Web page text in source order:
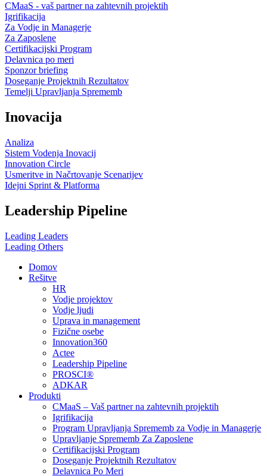
CMaaS - vaš partner na zahtevnih projektih
Igrifikacija
Za Vodje in Managerje
Za Zaposlene
Certifikacijski Program
Delavnica po meri
Sponzor briefing
Doseganje Projektnih Rezultatov
Temelji Upravljanja Sprememb
Inovacija
Analiza
Sistem Vodenja Inovacij
Innovation Circle
Usmeritve in Načrtovanje Scenarijev
Idejni Sprint & Platforma
Leadership Pipeline
Leading Leaders
Leading Others
Menu
Domov
Rešitve
HR
Vodje projektov
Vodje ljudi
Uprava in management
Fizične osebe
Innovation360
Actee
Leadership Pipeline
PROSCI®
ADKAR
Produkti
CMaaS – Vaš partner na zahtevnih projektih
Igrifikacija
Program Upravljanja Sprememb za Vodje in Managerje
Upravljanje Sprememb Za Zaposlene
Certifikacijski Program
Doseganje Projektnih Rezultatov
Delavnica Po Meri